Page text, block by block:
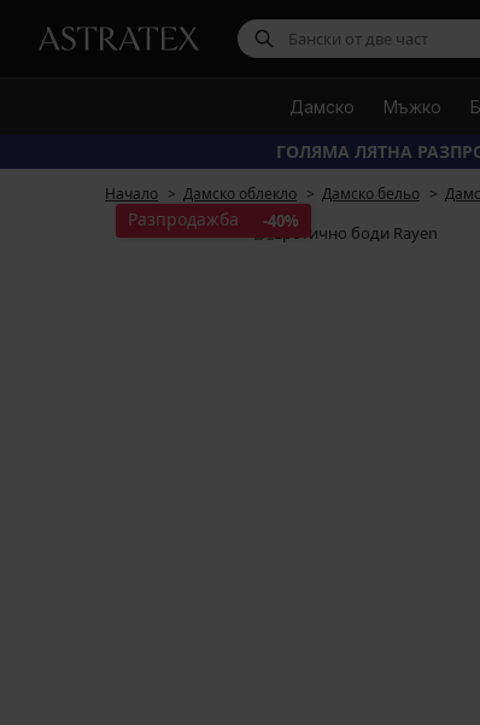
Дамско Мъжко
ГОЛЯМА ЛЯТНА
Начало Дамско облекло Дамско бельо
Разпродажба -40%